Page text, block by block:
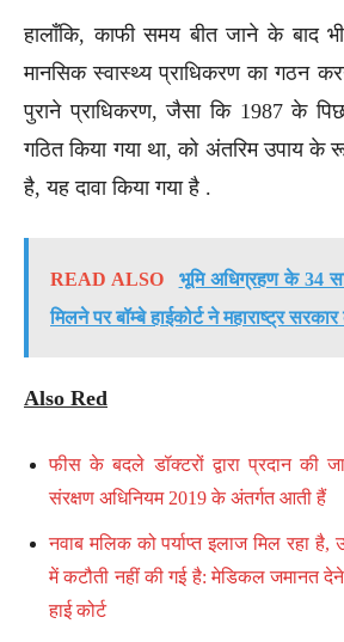
हालाँकि, काफी समय बीत जाने के बाद
मानसिक स्वास्थ्य प्राधिकरण का गठन
पुराने प्राधिकरण, जैसा कि 1987 के
गठित किया गया था, को अंतरिम उपाय के
है, यह दावा किया गया है .
READ ALSO
भूमि अधिग्रहण के 34
मिलने पर बॉम्बे हाईकोर्ट ने महाराष्ट्र
Also Red
फीस के बदले डॉक्टरों द्वारा प्रदान की
संरक्षण अधिनियम 2019 के अंतर्गत आती हैं
नवाब मलिक को पर्याप्त इलाज मिल रहा
में कटौती नहीं की गई है: मेडिकल जमानत
हाई कोर्ट